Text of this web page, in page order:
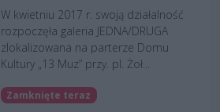
W kwietniu 2017 r. swoją działalność
rozpoczęła galeria JEDNA/DRUGA
zlokalizowana na parterze Domu
Kultury „13 Muz” przy. pl. Żoł...
Zamknięte teraz